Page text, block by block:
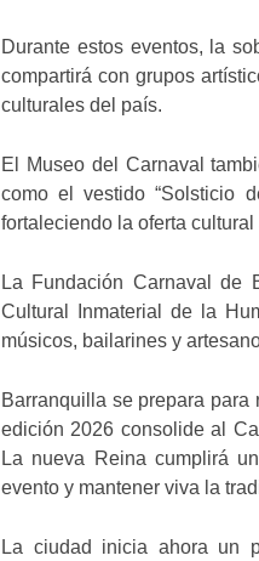
Durante estos eventos, la
compartirá con grupos
culturales del país.
El Museo del Carnaval
como el vestido “Solsticio
fortaleciendo la oferta
La Fundación Carnaval de
Cultural Inmaterial de la
músicos, bailarines y
Barranquilla se prepara
edición 2026 consolide al
La nueva Reina cumplirá
evento y mantener viva la
La ciudad inicia ahora un